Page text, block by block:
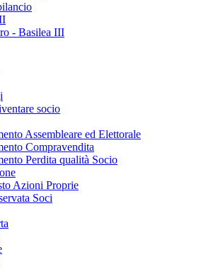
- Basilea III
socio
Assembleare ed Elettorale
Compravendita
Perdita qualità Socio
Azioni Proprie
Soci